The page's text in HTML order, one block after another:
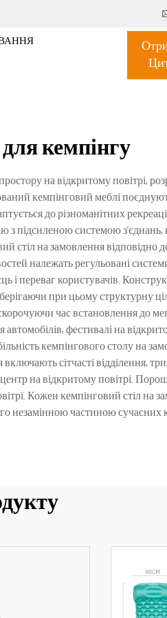
для кемпінгу
на відкритому повітрі,
кемпінговий меблі
до різноманітних
з підсиленою системою
стіл на замовлення відповідно
належать регульовані
і переваг користувачів.
при цьому структурну
час встановлення до
фестивалі на
кемпінгового столу на
сітчасті відділення,
на відкритому повітрі.
Кожен кемпінговий стіл на
незамінною частиною сучасних